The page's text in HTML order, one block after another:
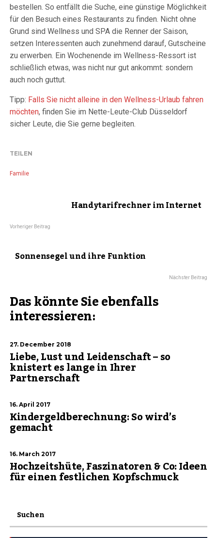
bestellen. So entfällt die Suche, eine günstige Möglichkeit
für den Besuch eines Restaurants zu finden. Nicht ohne
Grund sind Wellness und SPA die Renner der Saison,
setzen Interessenten auch zunehmend darauf, Gutscheine
zu erwerben. Ein Wochenende im Wellness-Ressort ist
schließlich etwas, was nicht nur gut ankommt: sondern
auch noch guttut.
Tipp: Falls Sie nicht alleine in den Wellness-Urlaub fahren
möchten, finden Sie im Nette-Leute-Club Düsseldorf
sicher Leute, die Sie gerne begleiten.
TEILEN
Familie
Handytarifrechner im Internet
Vorheriger Beitrag
Sonnensegel und ihre Funktion
Nächster Beitrag
Das könnte Sie ebenfalls
interessieren:
27. December 2018
Liebe, Lust und Leidenschaft – so
knistert es lange in Ihrer
Partnerschaft
16. April 2017
Kindergeldberechnung: So wird’s
gemacht
16. March 2017
Hochzeitshüte, Faszinatoren & Co: Ideen
für einen festlichen Kopfschmuck